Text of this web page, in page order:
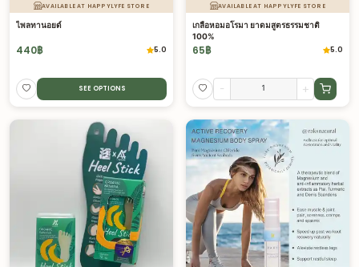
AVAILABLE AT HAPPYLYFE STORE
ไพลทานอยด์
440฿ 5.0
SEE OPTIONS
AVAILABLE AT HAPPYLYFE STORE
เกลือหอมอโรมา ยาดมสูตรธรรมชาติ
100%
65฿ 5.0
- +